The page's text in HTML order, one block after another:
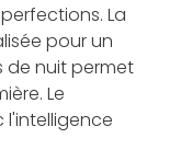
La
pour un
de nuit permet
Le
l'intelligence